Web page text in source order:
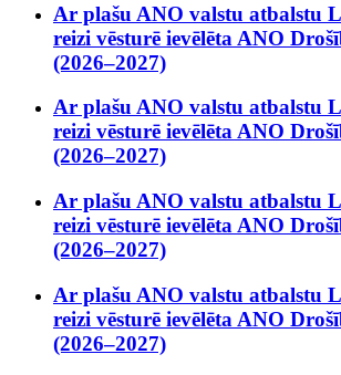
Ar plašu ANO valstu atbalstu
reizi vēsturē ievēlēta ANO
(2026–2027)
Ar plašu ANO valstu atbalstu
reizi vēsturē ievēlēta ANO
(2026–2027)
Ar plašu ANO valstu atbalstu
reizi vēsturē ievēlēta ANO
(2026–2027)
Ar plašu ANO valstu atbalstu
reizi vēsturē ievēlēta ANO
(2026–2027)